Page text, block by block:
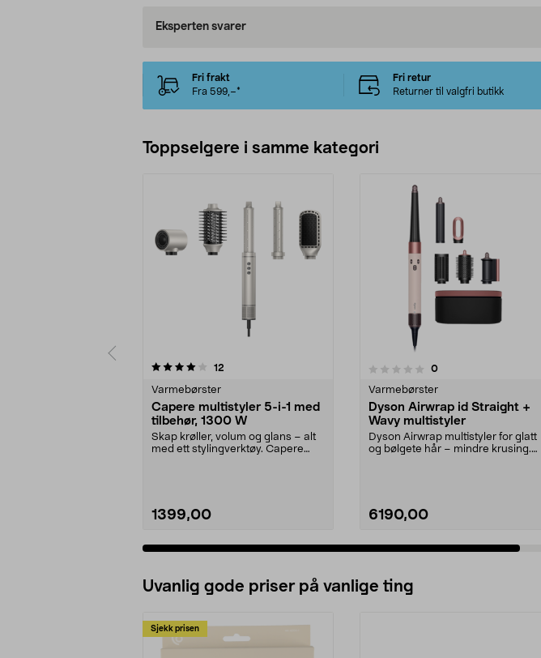
Eksperten svarer
Fri frakt
Fra 599,–*
Fri retur
Returner til valgfri butikk
Toppselgere i samme kategori
12
Varmebørster
Capere multistyler 5-i-1 med
tilbehør, 1300 W
Skap krøller, volum og glans – alt
med ett stylingverktøy. Capere
1399,00
0.0 av 5 stjerner 0anmeldelser
Varmebørster
Dyson Airwrap id Straight +
Wavy multistyler
Dyson Airwrap multistyler for glatt
og bølgete hår – mindre krusing.
6190,00
3.5 av 5 stjerner
Uvanlig gode priser på vanlige ting
Sjekk prisen